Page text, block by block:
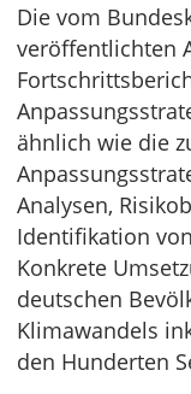
Die vom
veröffentlichten
ähnlich wie die
Analysen,
Identifikation
Konkrete
deutschen
Klimawandels
den Hunderten